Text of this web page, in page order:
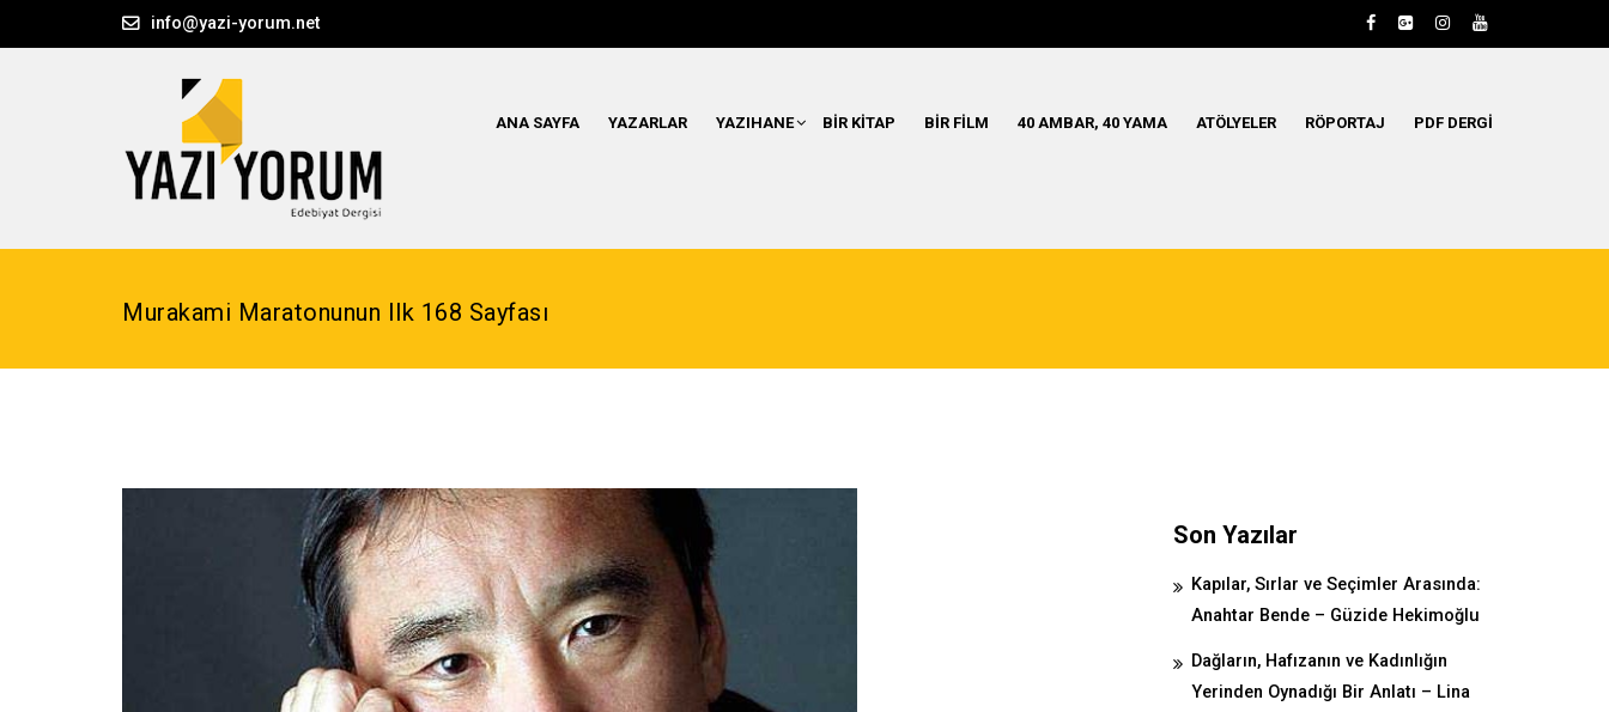
info@yazi-yorum.net
ANA SAYFA YAZARLAR YAZIHANE BIR KITAP BIR FILM 40 AMBAR, 40 YAMA ATÖLYELER RÖPORTAJ PDF DERGI
Murakami Maratonunun Ilk 168 Sayfası
Son Yazılar
Kapılar, Sırlar ve Seçimler Arasında:
Anahtar Bende – Güzide Hekimoğlu
Dağların, Hafızanın ve Kadınlığın
Yerinden Oynadığı Bir Anlatı – Lina